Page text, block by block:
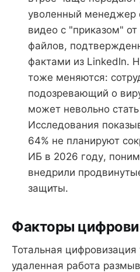
уволенный менеджер
видео с "приказом"
файлов,
фактами из LinkedIn.
тоже меняются:
подозревающий о
может невольно
Исследования
64% не планируют
ИБ в 2026 году,
внедрили
защиты.
Факторы
Тотальная цифровизация
удаленная работа